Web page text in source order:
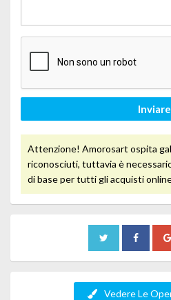
Inviare
Attenzione! Amorosart ospita
riconosciuti, tuttavia è
di base per tutti gli acquisti
Vedere Le